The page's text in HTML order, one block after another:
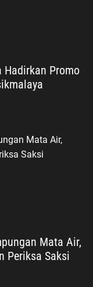
Hadirkan Promo
Mata Air,
Periksa Saksi